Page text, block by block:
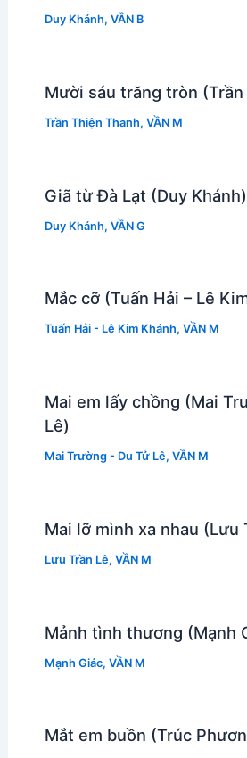
Duy Khánh, VẦN B
Mười sáu trăng tròn
Trần Thiện Thanh, VẦN M
Giã từ Đà Lạt (Duy Khánh)
Duy Khánh, VẦN G
Mắc cỡ (Tuấn Hải – Lê
Tuấn Hải - Lê Kim Khánh, VẦN M
Mai em lấy chồng (Mai
Lê)
Mai Trường - Du Tử Lê, VẦN M
Mai lỡ mình xa nhau (Lưu
Lưu Trần Lê, VẦN M
Mảnh tình thương (Mạnh
Mạnh Giác, VẦN M
Mắt em buồn (Trúc